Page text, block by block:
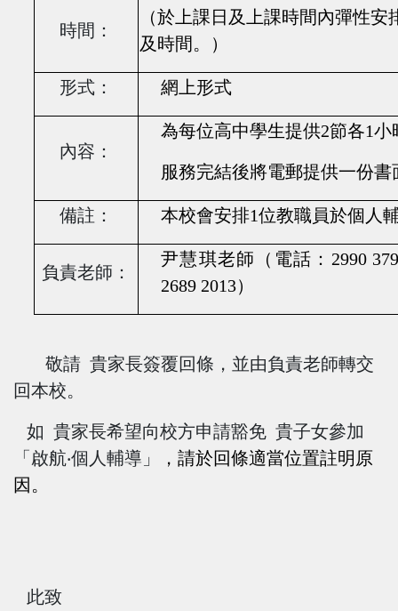
時間：
（於上課日及上課時間內彈性
及時間。）
形式： 網上形式
內容：
為每位高中學生提供2節各1
服務完結後將電郵提供一份
備註： 本校會安排1位教職員於個人
負責老師：
尹慧琪老師（電話： 2990
2689 2013）
敬請 貴家長簽覆回條，並由負責老師轉交
回本校。
如 貴家長希望向校方申請豁免 貴子女參加
「啟航‧個人輔導」
，請於回條適當位置註明原
因。
此致